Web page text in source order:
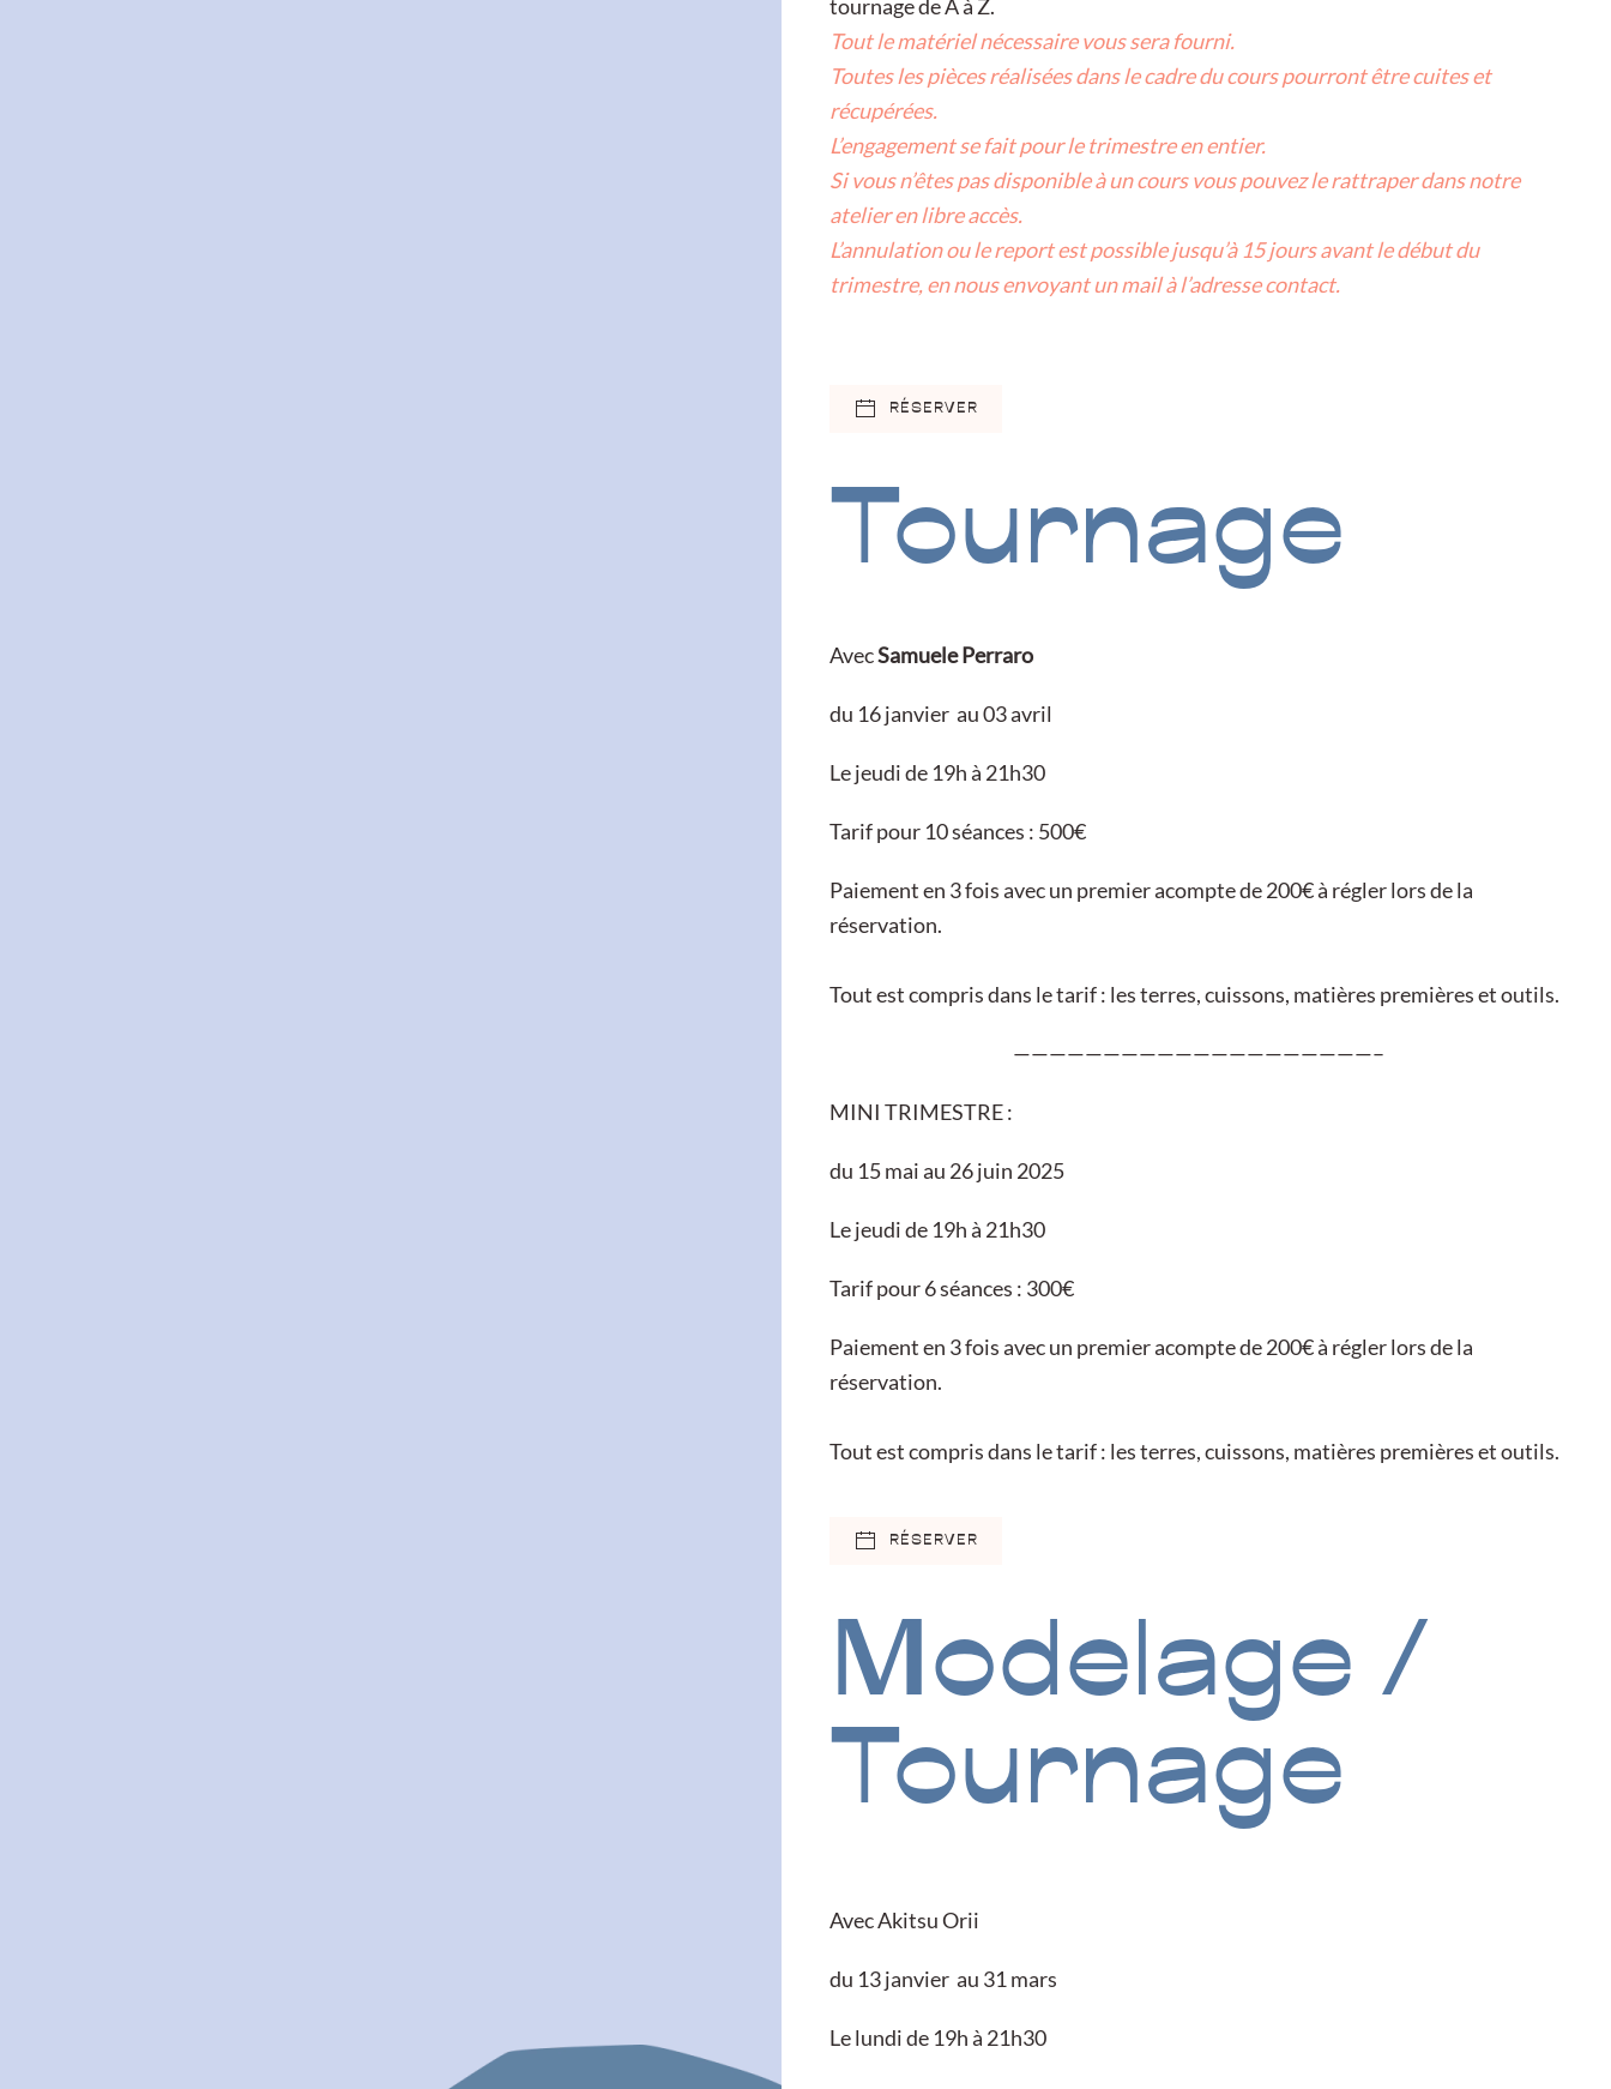
tournage de A à Z.
Tout le matériel nécessaire vous sera fourni.
Toutes les pièces réalisées dans le cadre du cours pourront être cuites et
récupérées.
L’engagement se fait pour le trimestre en entier.
Si vous n’êtes pas disponible à un cours vous pouvez le rattraper dans notre
atelier en libre accès.
L’annulation ou le report est possible jusqu’à 15 jours avant le début du
trimestre, en nous envoyant un mail à l’adresse contact.
RÉSERVER
Tournage
AvecSamuele Perraro
du 16 janvier au 03 avril
Le jeudi de 19h à 21h30
Tarif pour 10 séances : 500€
Paiement en 3 fois avec un premier acompte de 200€ à régler lors de la
réservation.
Tout est compris dans le tarif : les terres, cuissons, matières premières et outils.
————————————————————–
MINI TRIMESTRE :
du 15 mai au 26 juin 2025
Le jeudi de 19h à 21h30
Tarif pour 6 séances : 300€
Paiement en 3 fois avec un premier acompte de 200€ à régler lors de la
réservation.
Tout est compris dans le tarif : les terres, cuissons, matières premières et outils.
RÉSERVER
Modelage /
Tournage
Avec Akitsu Orii
du 13 janvier au 31 mars
Le lundi de 19h à 21h30